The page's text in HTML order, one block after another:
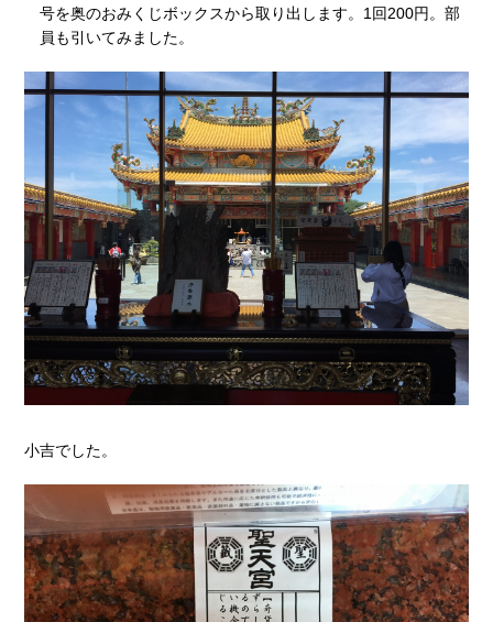
号を奥のおみくじボックスから取り出します。1回200円。部
員も引いてみました。
小吉でした。